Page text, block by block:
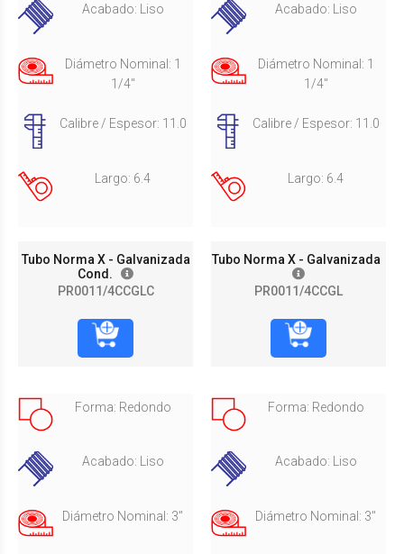
Acabado: Liso
Diámetro Nominal: 1
1/4"
Calibre / Espesor: 11.0
Largo: 6.4
Tubo Norma X - Galvanizada
Cond.
PR0011/4CCGLC
Acabado: Liso
Diámetro Nominal: 1
1/4"
Calibre / Espesor: 11.0
Largo: 6.4
Tubo Norma X - Galvanizada
PR0011/4CCGL
Forma: Redondo
Acabado: Liso
Diámetro Nominal: 3"
Forma: Redondo
Acabado: Liso
Diámetro Nominal: 3"